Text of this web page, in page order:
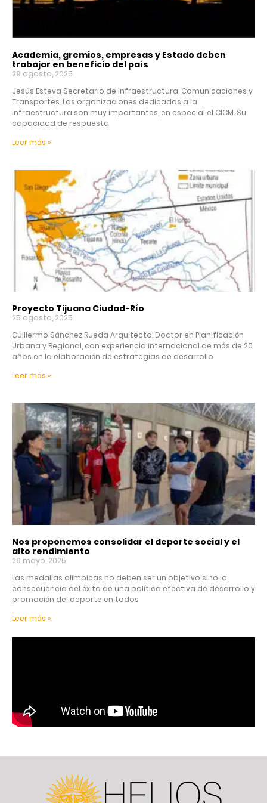
Academia, gremios, empresas y Estado deben
trabajar en beneficio del país
29 agosto, 2025
Jesús Esteva Secretario de Infraestructura, Comunicaciones y
Transportes. Las organizaciones dedicadas a la
infraestructura son muy importantes, en especial el CICM. Su
capacidad de respuesta
Leer más »
Proyecto Tijuana Ciudad-Río
25 agosto, 2025
Guillermo Sánchez Rueda Arquitecto. Doctor en Planificación
Urbana y Regional, con experiencia internacional de más de 20
años en la elaboración de estrategias de desarrollo
Leer más »
Nos proponemos consolidar el deporte social y el
alto rendimiento
29 mayo, 2025
Las medallas olímpicas no deben ser un objetivo sino la
consecuencia del éxito de una política efectiva de desarrollo y
promoción del deporte en todos
Leer más »